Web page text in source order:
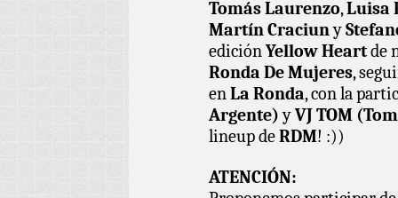
Tomás Laurenzo,Luisa
Martín Craciuny
ediciónYellow Heartde
Ronda De Mujeres,
enLa Ronda, con la
Argente)yVJ TOM
lineup deRDM! :))
ATENCIÓN: